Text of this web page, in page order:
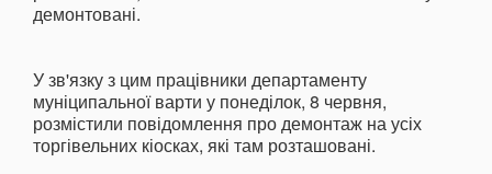
демонтовані.
У зв'язку з цим працівники департаменту
муніципальної варти у понеділок, 8 червня,
розмістили повідомлення про демонтаж на усіх
торгівельних кіосках, які там розташовані.